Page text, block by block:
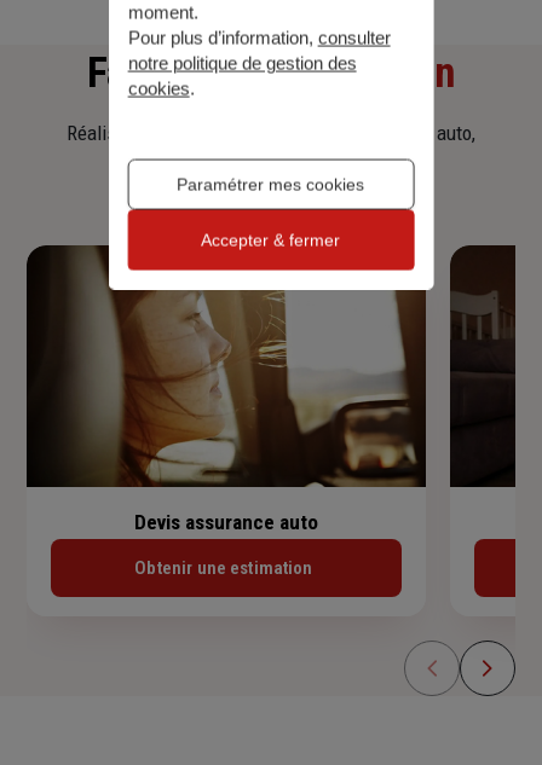
Faitesune simulation
Réalisez une simulation tarifaire d'assurance, auto,
habitation, prêt immobilier.
Devis assurance auto
Obtenir une estimation
moment.
Pour plus d’information, consulter
notre politique de gestion des
cookies.
Paramétrer mes cookies
Accepter & fermer